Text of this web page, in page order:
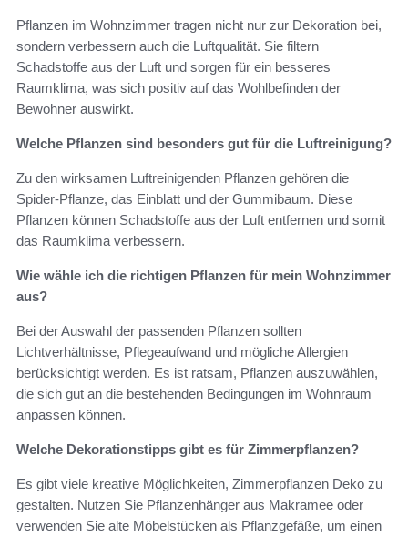
Pflanzen im Wohnzimmer tragen nicht nur zur Dekoration bei,
sondern verbessern auch die Luftqualität. Sie filtern
Schadstoffe aus der Luft und sorgen für ein besseres
Raumklima, was sich positiv auf das Wohlbefinden der
Bewohner auswirkt.
Welche Pflanzen sind besonders gut für die Luftreinigung?
Zu den wirksamen Luftreinigenden Pflanzen gehören die
Spider-Pflanze, das Einblatt und der Gummibaum. Diese
Pflanzen können Schadstoffe aus der Luft entfernen und somit
das Raumklima verbessern.
Wie wähle ich die richtigen Pflanzen für mein Wohnzimmer
aus?
Bei der Auswahl der passenden Pflanzen sollten
Lichtverhältnisse, Pflegeaufwand und mögliche Allergien
berücksichtigt werden. Es ist ratsam, Pflanzen auszuwählen,
die sich gut an die bestehenden Bedingungen im Wohnraum
anpassen können.
Welche Dekorationstipps gibt es für Zimmerpflanzen?
Es gibt viele kreative Möglichkeiten, Zimmerpflanzen Deko zu
gestalten. Nutzen Sie Pflanzenhänger aus Makramee oder
verwenden Sie alte Möbelstücken als Pflanzgefäße, um einen